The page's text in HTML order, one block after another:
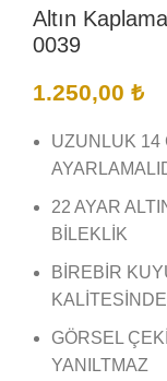
Altın
0039
1.250,00 ₺
UZUNLUK 14
22 AYAR
BİLEKLİK
BİREBİR
GÖRSEL
YANILTMAZ